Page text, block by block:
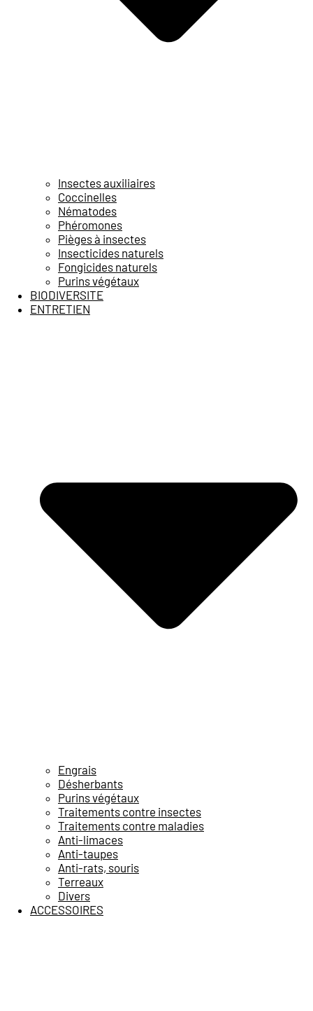
Insectes auxiliaires
Coccinelles
Nématodes
Phéromones
Pièges à insectes
Insecticides naturels
Fongicides naturels
Purins végétaux
BIODIVERSITE
ENTRETIEN
Engrais
Désherbants
Purins végétaux
Traitements contre insectes
Traitements contre maladies
Anti-limaces
Anti-taupes
Anti-rats, souris
Terreaux
Divers
ACCESSOIRES